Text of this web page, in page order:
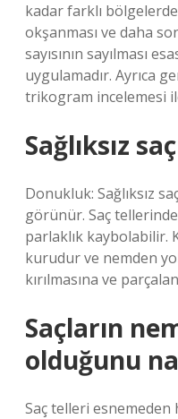
kadar farklı
okşanması ve daha
sayısının sayılması
uygulamadır. Ayrıca
trikogram incelemesi
Sağlıksız
Donukluk: Sağlıksız
görünür. Saç
parlaklık kaybolabilir.
kurudur ve nemden
kırılmasına ve
Saçların
olduğunu
Saç telleri esnemeden